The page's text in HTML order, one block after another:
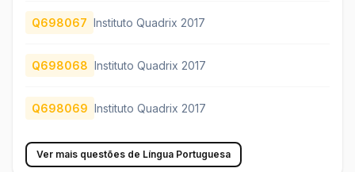
Q698067 Instituto Quadrix 2017
Q698068 Instituto Quadrix 2017
Q698069 Instituto Quadrix 2017
Ver mais questões de Língua Portuguesa